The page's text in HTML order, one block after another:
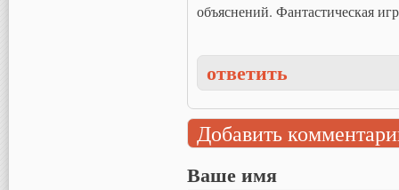
объяснений. Фантастическая
ответить
Добавить
Ваше имя